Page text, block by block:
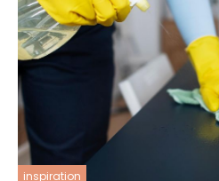
inspiration